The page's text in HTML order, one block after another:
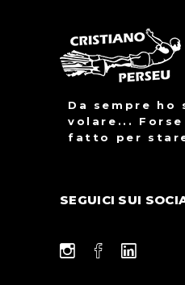
Da sempre ho
volare...
fatto per
SEGUICI SUI